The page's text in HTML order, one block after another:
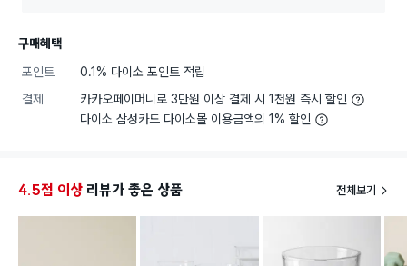
구매혜택
포인트
0.1% 다이소 포인트 적립
결제
카카오페이머니로 3만원 이상 결제 시 1천원 즉시 할인
다이소 삼성카드 다이소몰 이용금액의 1% 할인
4.5점 이상 리뷰가 좋은 상품 전체보기